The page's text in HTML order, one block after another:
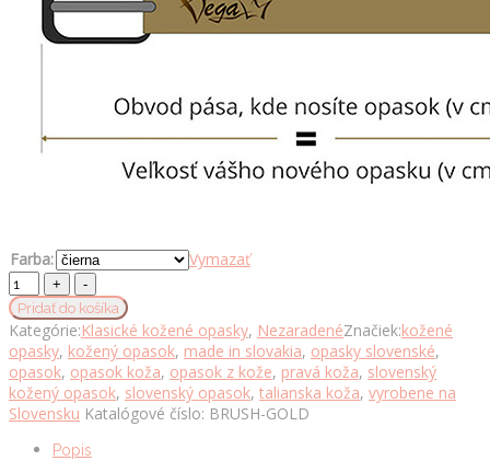
Farba:
Vymazať
Dámsky
kožený
opasok
BRUSH
GOLD,
šírka
2.5cm,
Ručná
výroba
Pridať do košíka
Kategórie:Klasické kožené opasky, NezaradenéZnačiek:kožené
opasky, kožený opasok, made in slovakia, opasky slovenské,
opasok, opasok koža, opasok z kože, pravá koža, slovenský
kožený opasok, slovenský opasok, talianska koža, vyrobene na
Slovensku Katalógové číslo: BRUSH-GOLD
Popis